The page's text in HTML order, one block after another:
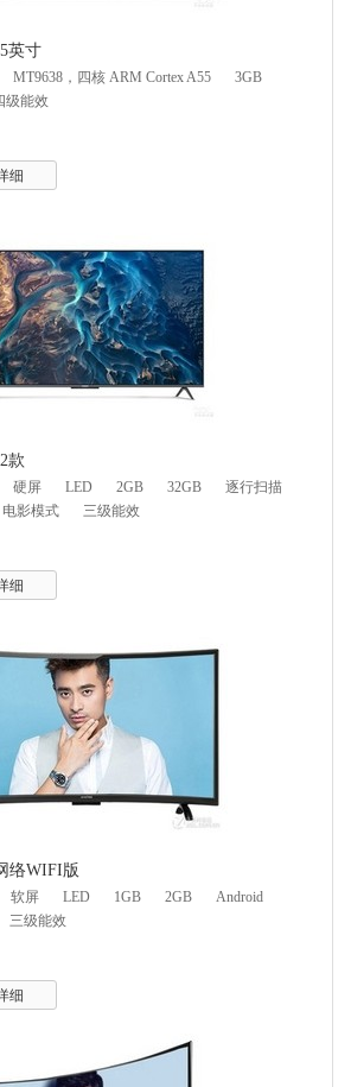
英寸
MT9638，四核 ARM Cortex A55
3GB
级能效
细
款
硬屏 LED 2GB 32GB
逐行扫描
电影模式 三级能效
细
络WIFI版
软屏 LED 1GB 2GB
Android
三级能效
细